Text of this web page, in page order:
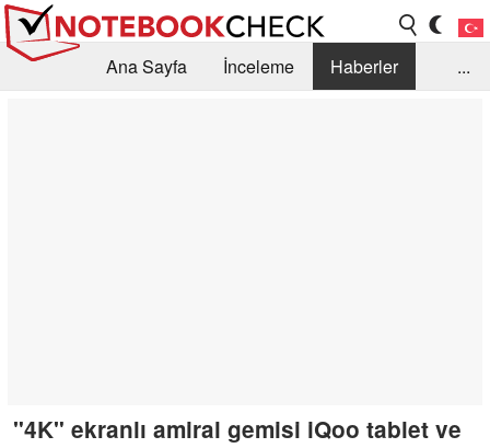
Ana Sayfa İnceleme
Haberler
...
"4K" ekranlı amiral gemisi iQoo tablet ve